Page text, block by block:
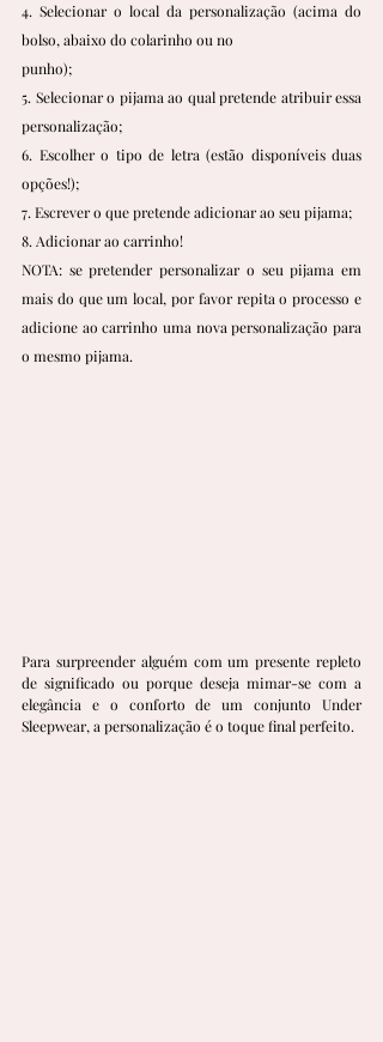
4. Selecionar o local da personalização (acima do
bolso, abaixo do colarinho ou no
punho);
5. Selecionar o pijama ao qual pretende atribuir essa
personalização;
6. Escolher o tipo de letra (estão disponíveis duas
opções!);
7. Escrever o que pretende adicionar ao seu pijama;
8. Adicionar ao carrinho!
NOTA: se pretender personalizar o seu pijama em
mais do que um local, por favor repita o processo e
adicione ao carrinho uma nova personalização para
o mesmo pijama.
Para surpreender alguém com um presente repleto
de significado ou porque deseja mimar-se com a
elegância e o conforto de um conjunto Under
Sleepwear, a personalização é o toque final perfeito.